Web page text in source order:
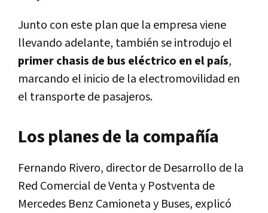
Junto con este plan que la empresa viene
llevando adelante, también se introdujo el
primer chasis de bus eléctrico en el país,
marcando el inicio de la electromovilidad en
el transporte de pasajeros.
Los planes de la compañía
Fernando Rivero, director de Desarrollo de la
Red Comercial de Venta y Postventa de
Mercedes Benz Camioneta y Buses, explicó